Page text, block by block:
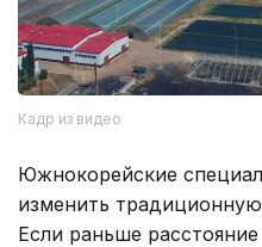
Кадр из видео
Южнокорейские
изменить
Если раньше